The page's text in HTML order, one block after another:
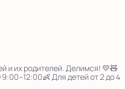
и их родителей. Делимся! 💛🧸
Для детей от 2 до 4